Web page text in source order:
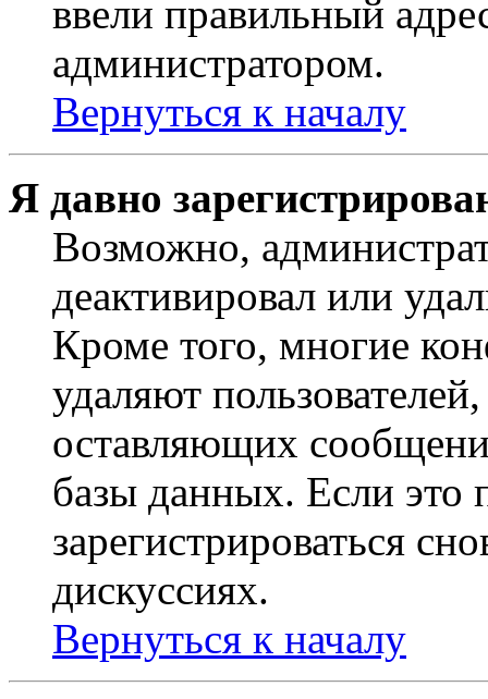
ввели правильный
администратором.
Вернуться к началу
Я давно
Возможно,
деактивировал или
Кроме того, многие
удаляют
оставляющих
базы данных. Если это
зарегистрироваться
дискуссиях.
Вернуться к началу